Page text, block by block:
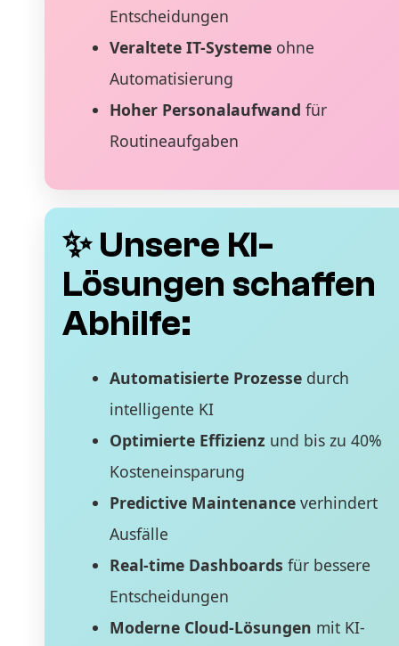
Entscheidungen
Veraltete IT-Systemeohne
Automatisierung
Hoher Personalaufwand für
Routineaufgaben
✨ Unsere KI-
Lösungen schaffen
Abhilfe:
Automatisierte Prozessedurch
intelligente KI
Optimierte Effizienz und bis zu 40%
Kosteneinsparung
Predictive Maintenanceverhindert
Ausfälle
Real-time Dashboards für bessere
Entscheidungen
Moderne Cloud-Lösungen mit KI-